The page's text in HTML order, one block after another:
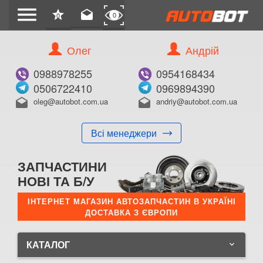
menu star
0 drafts 0
Олег
0988978255
0506722410
drafts oleg@autobot.com.ua
Всі менеджери
Андрій
0954168434
0969894390
drafts andriy@autobot.com.ua
ЗАПЧАСТИНИ
НОВІ ТА Б/У
ІНТЕРНЕТ МАГАЗИН АВТОЗАПЧАСТИН В УКРАЇНІ
ДОСТАВКА З ЄВРОПИ
КАТАЛОГ keyboard_arrow_down